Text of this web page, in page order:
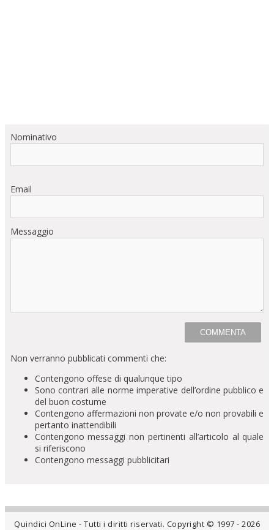
Nominativo
Email
Messaggio
Non verranno pubblicati commenti che:
Contengono offese di qualunque tipo
Sono contrari alle norme imperative dell’ordine pubblico e
del buon costume
Contengono affermazioni non provate e/o non provabili e
pertanto inattendibili
Contengono messaggi non pertinenti all’articolo al quale
si riferiscono
Contengono messaggi pubblicitari
Quindici OnLine - Tutti i diritti riservati. Copyright © 1997 - 2026